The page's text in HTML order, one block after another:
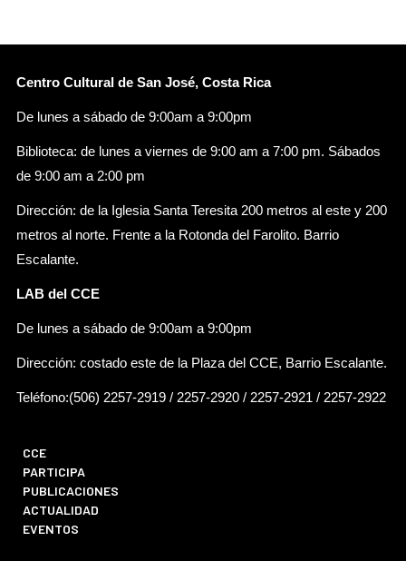
Centro Cultural de San José, Costa Rica
De lunes a sábado de 9:00am a 9:00pm
Biblioteca: de lunes a viernes de 9:00 am a 7:00 pm. Sábados
de 9:00 am a 2:00 pm
Dirección: de la Iglesia Santa Teresita 200 metros al este y 200
metros al norte. Frente a la Rotonda del Farolito. Barrio
Escalante.
LAB del CCE
De lunes a sábado de 9:00am a 9:00pm
Dirección: costado este de la Plaza del CCE, Barrio Escalante.
Teléfono:(506) 2257-2919 / 2257-2920 / 2257-2921 / 2257-2922
CCE
PARTICIPA
PUBLICACIONES
ACTUALIDAD
EVENTOS